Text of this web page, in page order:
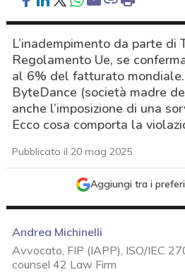
L’inadempimento da parte di
Regolamento Ue, se
al 6% del fatturato
ByteDance (società madre
anche l’imposizione di una
Ecco cosa comporta la
Pubblicato il 20 mag 2025
Aggiungi tra i
Andrea Michinelli
Avvocato, FIP (IAPP), ISO/IEC
counsel 42 Law Firm